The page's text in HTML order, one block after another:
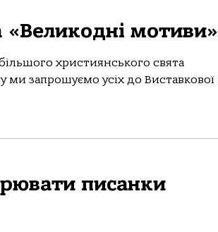
мотиви»
християнського свята
ми запрошуємо усіх до Виставкової
писанки